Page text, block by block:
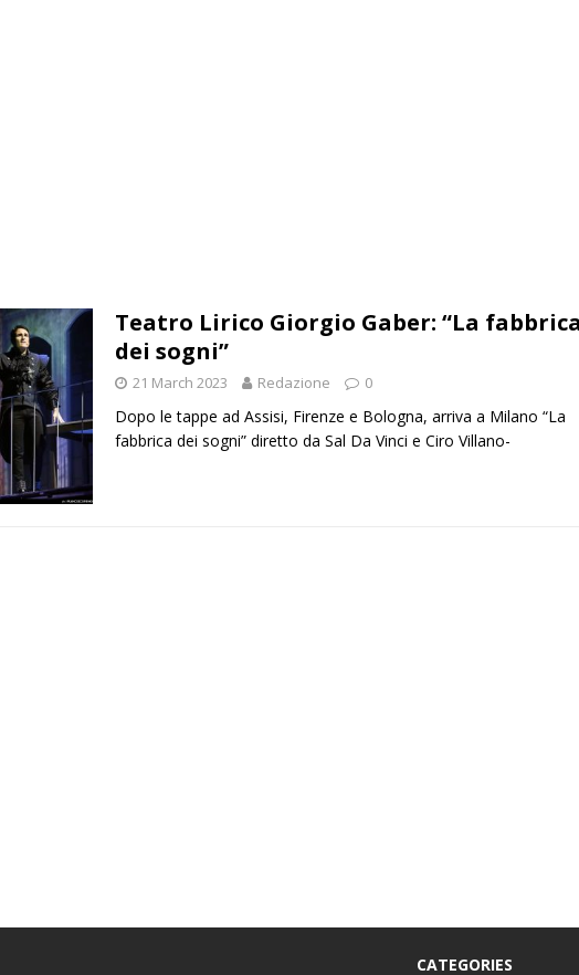
Teatro Lirico Giorgio Gaber: “La fabbrica
dei sogni”
21 March 2023 Redazione 0
Dopo le tappe ad Assisi, Firenze e Bologna, arriva a Milano “La
fabbrica dei sogni” diretto da Sal Da Vinci e Ciro Villano-
CATEGORIES